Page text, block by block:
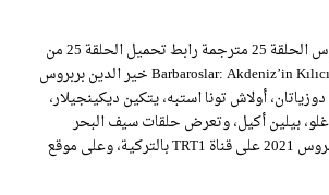
مشاهدة مسلسل بربروس الحلقة 25 مترجمة رابط تحميل الحلقة 25 من
الاخوة بربروس Barbaroslar: Akdeniz’in Kılıcı EP25 خير الدين بربروس
أولاش تونا استبه، يتكين ديكينجيلار،
بيلين أكيل، وتعرض حلقات سيف البحر
الأبيض المتوسط البربروس 2021 على قناة TRT1 بالتركية، وعلى موقع